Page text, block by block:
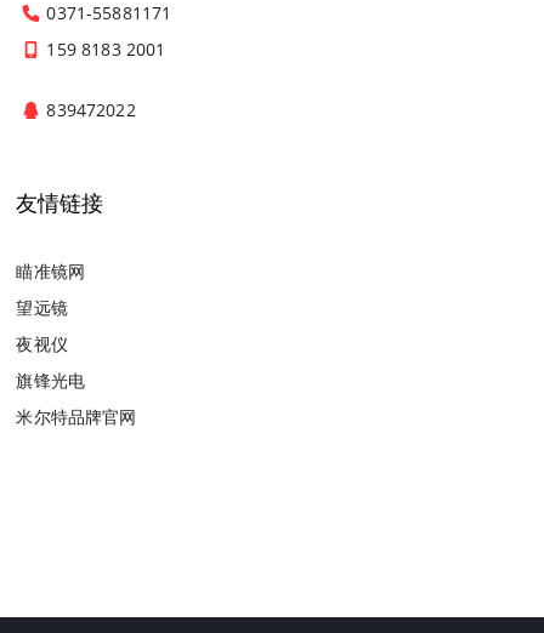
0371-55881171
159 8183 2001
839472022
友情链接
瞄准镜网
望远镜
夜视仪
旗锋光电
米尔特品牌官网